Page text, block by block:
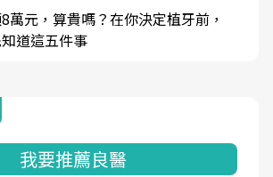
萬元，算貴嗎？在你決定植牙前，
道這五件事
我要推薦良醫